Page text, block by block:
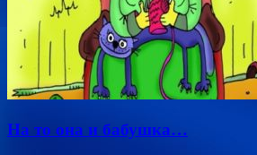
На то она и бабушка…